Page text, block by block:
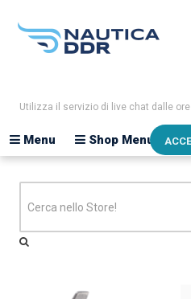
Utilizza il servizio di live chat dalle
Shop Menu
Menu